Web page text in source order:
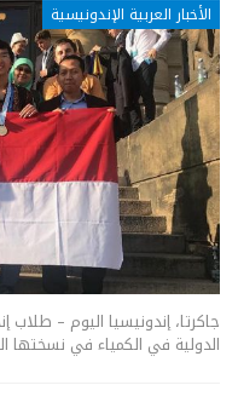
الأخبار العربية الإندونيسية
جاكرتا، إندونيسيا اليوم – طلاب
الدولية في الكمياء في نسختها الـ 50. و